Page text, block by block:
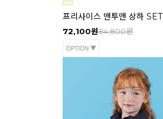
프리사이스 맨투맨 상하 SET
72,100원84,800원